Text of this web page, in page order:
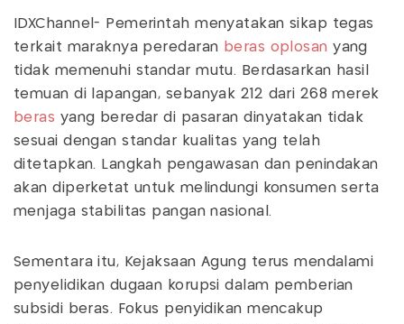
IDXChannel- Pemerintah menyatakan sikap tegas
terkait maraknya peredaran beras oplosan yang
tidak memenuhi standar mutu. Berdasarkan hasil
temuan di lapangan, sebanyak 212 dari 268 merek
beras yang beredar di pasaran dinyatakan tidak
sesuai dengan standar kualitas yang telah
ditetapkan. Langkah pengawasan dan penindakan
akan diperketat untuk melindungi konsumen serta
menjaga stabilitas pangan nasional.
Sementara itu, Kejaksaan Agung terus mendalami
penyelidikan dugaan korupsi dalam pemberian
subsidi beras. Fokus penyidikan mencakup